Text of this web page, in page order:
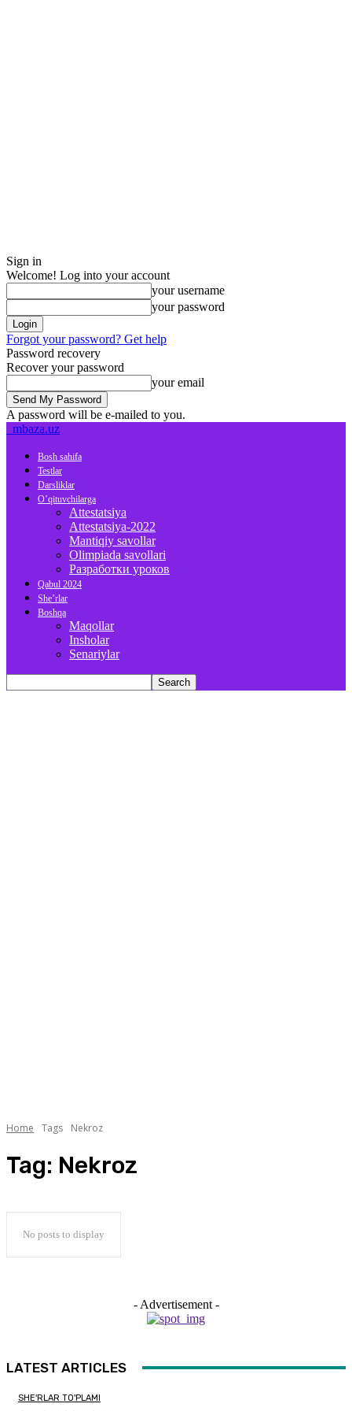
Sign in
Welcome! Log into your account
your username
your password
Forgot your password? Get help
Password recovery
Recover your password
your email
A password will be e-mailed to you.
mbaza.uz
Bosh sahifa
Testlar
Darsliklar
O’qituvchilarga
Attestatsiya
Attestatsiya-2022
Mantiqiy savollar
Olimpiada savollari
Разработки уроков
Qabul 2024
She’rlar
Boshqa
Maqollar
Insholar
Senariylar
Home Tags Nekroz
Tag: Nekroz
No posts to display
- Advertisement -
LATEST ARTICLES
SHE'RLAR TO'PLAMI